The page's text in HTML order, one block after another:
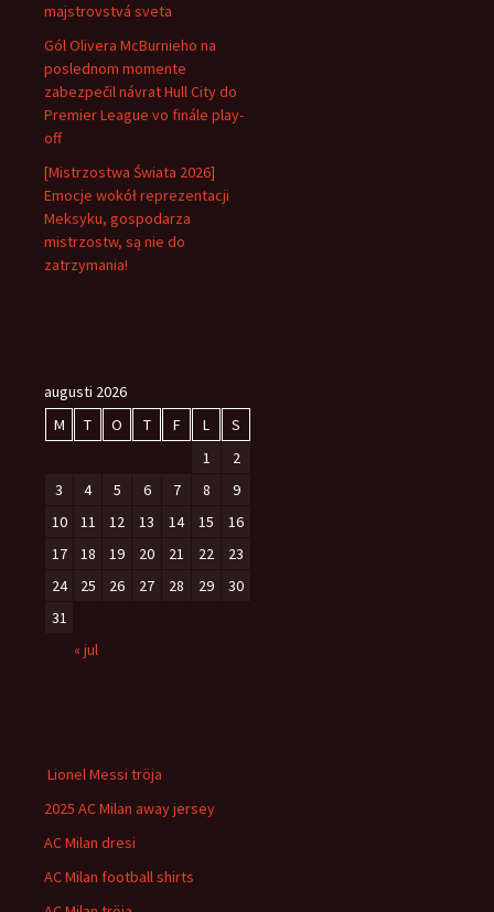
majstrovstvá sveta
Gól Olivera McBurnieho na
poslednom momente
zabezpečil návrat Hull City do
Premier League vo finále play-
off
[Mistrzostwa Świata 2026]
Emocje wokół reprezentacji
Meksyku, gospodarza
mistrzostw, są nie do
zatrzymania!
augusti 2026
M
T O T F L
S
1
2
3
4 5 6 7 8
9
10
11 12 13 14 15
16
17
18 19 20 21 22
23
24
25 26 27 28 29
30
31
« jul
Lionel Messi tröja
2025 AC Milan away jersey
AC Milan dresi
AC Milan football shirts